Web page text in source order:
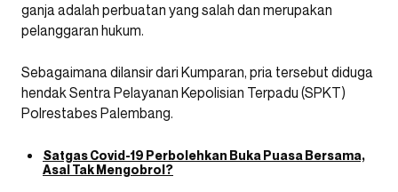
ganja adalah perbuatan yang salah dan merupakan
pelanggaran hukum.
Sebagaimana dilansir dari Kumparan, pria tersebut diduga
hendak Sentra Pelayanan Kepolisian Terpadu (SPKT)
Polrestabes Palembang.
Satgas Covid-19 Perbolehkan Buka Puasa Bersama,
Asal Tak Mengobrol?